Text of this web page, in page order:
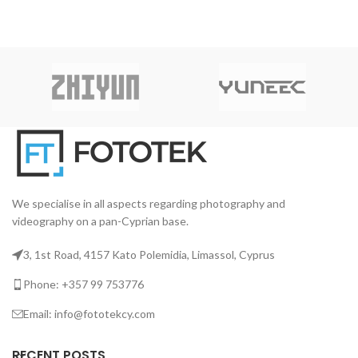
πρώτη κάμερα της σειράς 3
μετά την ταινία
We specialise in all aspects regarding photography and
videography on a pan-Cyprian base.
3, 1st Road, 4157 Kato Polemidia, Limassol, Cyprus
Phone: +357 99 753776
Email: info@fototekcy.com